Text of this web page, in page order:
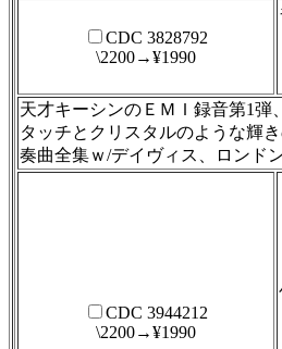
CDC 3828792
\2200→¥1990
天才キーシンのＥＭＩ録音第1
タッチとクリスタルのような輝
奏曲全集ｗ/デイヴィス、ロンド
CDC 3944212
\2200→¥1990